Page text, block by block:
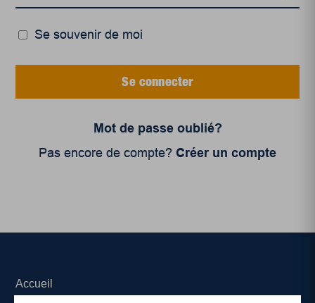
Se souvenir de moi
Se connecter
Mot de passe oublié?
Pas encore de compte? Créer un compte
Accueil